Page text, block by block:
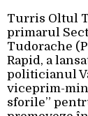
Turris Oltul
primarul
Tudorache
Rapid, a
politicianul
viceprim-
sforile”